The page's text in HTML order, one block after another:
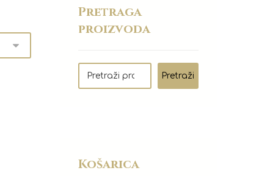
Pretraga
proizvoda
Pretraži
Košarica